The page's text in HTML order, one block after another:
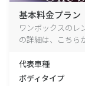
基本料金プラン
ワンボックスのレ
の詳細は、こちら
代表車種
ボディタイプ